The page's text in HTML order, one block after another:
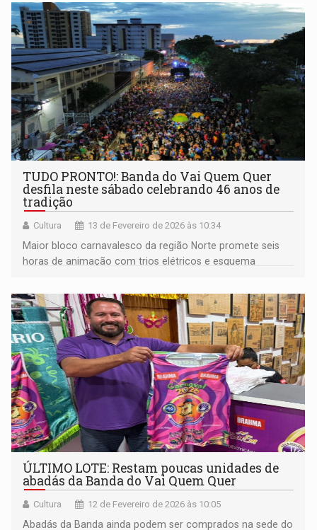
TUDO PRONTO!: Banda do Vai Quem Quer
desfila neste sábado celebrando 46 anos de
tradição
Cultura 13 de Fevereiro de 2026 às 10:34
Maior bloco carnavalesco da região Norte promete seis
horas de animação com trios elétricos e esquema
ÚLTIMO LOTE: Restam poucas unidades de
abadás da Banda do Vai Quem Quer
Cultura 12 de Fevereiro de 2026 às 10:05
Abadás da Banda ainda podem ser comprados na sede do